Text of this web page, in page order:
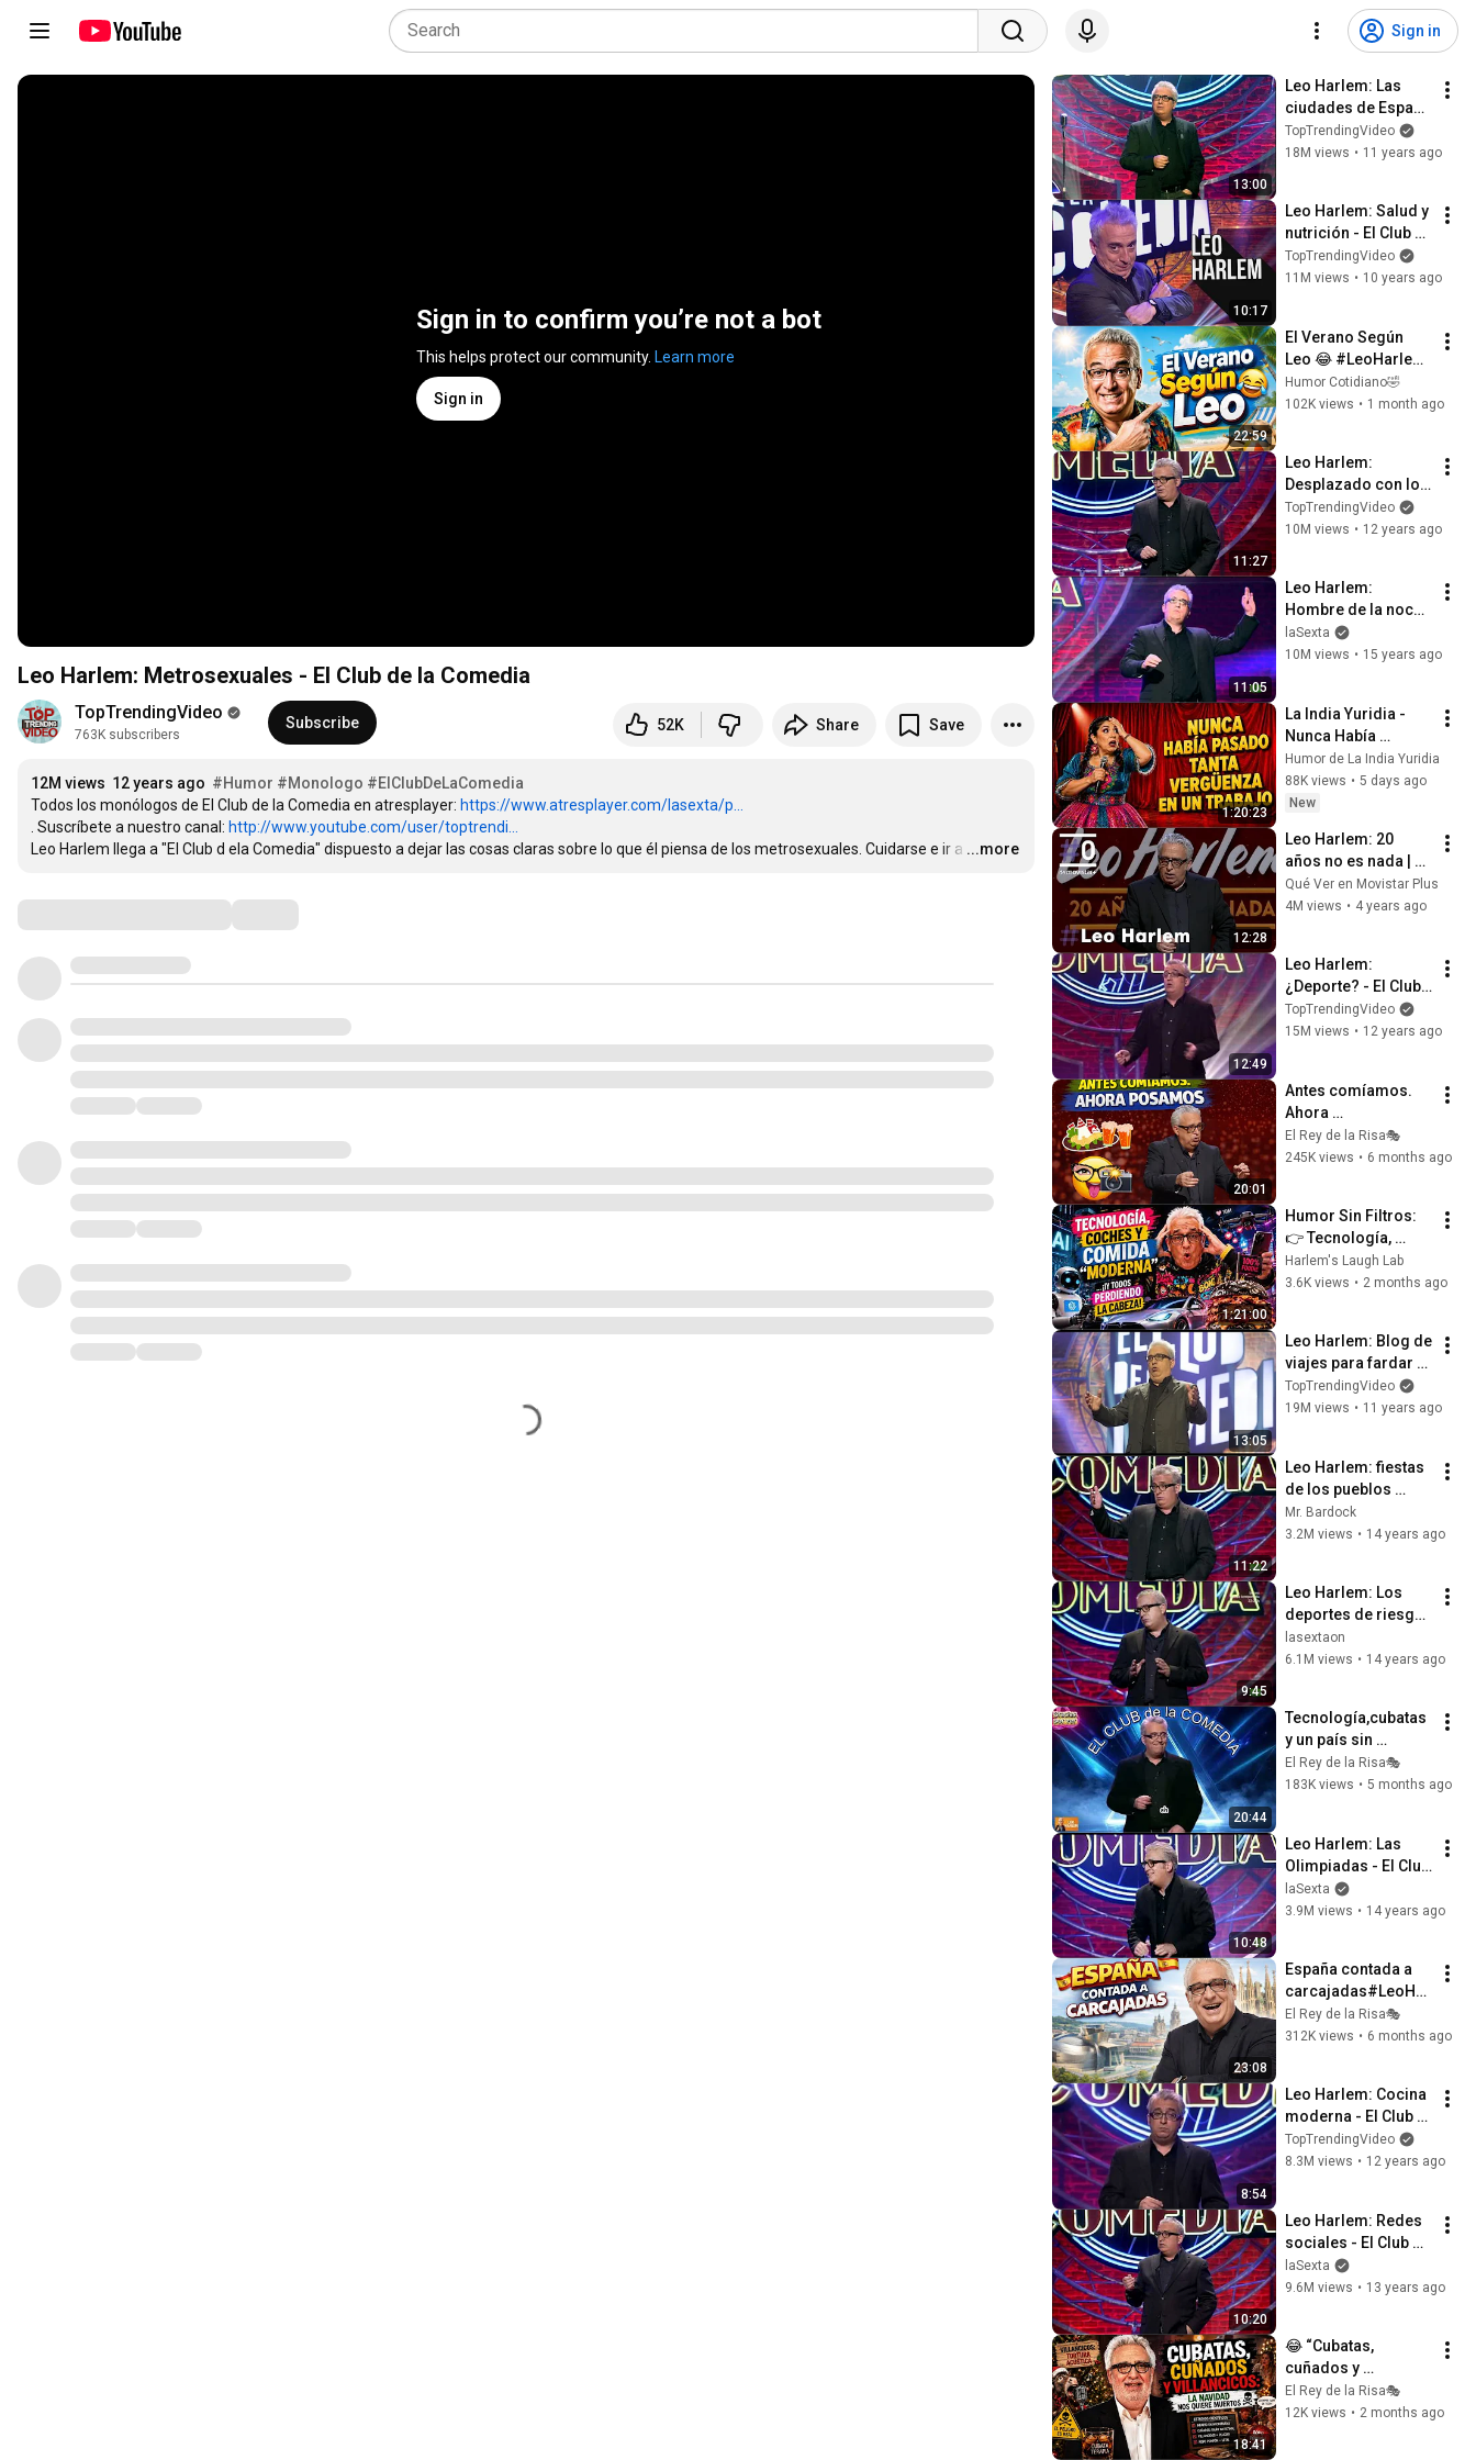
Sign in
Sign in to confirm you’re not a bot
This helps protect our community. Learn more
Sign in
Leo Harlem: Metrosexuales - El Club de la Comedia
TopTrendingVideo
763K subscribers
Subscribe 52K Share Save
12M views 12 years ago #Humor #Monologo #ElClubDeLaComedia
Todos los monólogos de El Club de la Comedia en atresplayer: https://www.atresplayer.com/lasexta/p...
. Suscríbete a nuestro canal: http://www.youtube.com/user/toptrendi...
Leo Harlem llega a "El Club d ela Comedia" dispuesto a dejar las cosas claras sobre lo que él piensa de los metrosexuales. Cuidarse e ir a …
...more
13:00
Leo Harlem: Las
ciudades de España
| El Club de la
Comedia
TopTrendingVideo
18M views • 11 years ago
10:17
Leo Harlem: Salud y
nutrición - El Club
de la Comedia
TopTrendingVideo
11M views • 10 years ago
22:59
El Verano Según
Leo 😂 #LeoHarlem
#Humor #Comedia
#Monologo #Risas
Humor Cotidiano🤣
102K views • 1 month ago
11:27
Leo Harlem:
Desplazado con los
nuevos bares - El
Club de la Comedia
TopTrendingVideo
10M views • 12 years ago
11:05
Leo Harlem:
Hombre de la noche
- El Club de la
Comedia
laSexta
10M views • 15 years ago
1:20:23
La India Yuridia -
Nunca Había
Pasado Tanta
Vergüenza En Un
Trabajo 😂 - Stand
Humor de La India Yuridia
88K views • 5 days ago
New
12:28
Leo Harlem: 20
años no es nada |
#0
Qué Ver en Movistar Plus
4M views • 4 years ago
12:49
Leo Harlem:
¿Deporte? - El Club
de la Comedia
TopTrendingVideo
15M views • 12 years ago
20:01
Antes comíamos.
Ahora
posamos#Leo
Harlem# monólogo
española
El Rey de la Risa🎭
245K views • 6 months ago
1:21:00
Humor Sin Filtros:
👉 Tecnología,
coches y comida
“moderna”… ¡y
Harlem's Laugh Lab
3.6K views • 2 months ago
13:05
Leo Harlem: Blog de
viajes para fardar -
El Club de la
Comedia
TopTrendingVideo
19M views • 11 years ago
11:22
Leo Harlem: fiestas
de los pueblos
(16/10/2011)
Mr. Bardock
3.2M views • 14 years ago
9:45
Leo Harlem: Los
deportes de riesgo
son como
suicidarse a plazos
lasextaon
6.1M views • 14 years ago
20:44
Tecnología,cubatas
y un país sin
freno#Leo
Harlem#humor
o
El Rey de la Risa🎭
183K views • 5 months ago
10:48
Leo Harlem: Las
Olimpiadas - El Club
de la Comedia
laSexta
3.9M views • 14 years ago
23:08
España contada a
carcajadas#LeoHar
lemHumor#RisasG
arantizadas#Humo
El Rey de la Risa🎭
312K views • 6 months ago
8:54
Leo Harlem: Cocina
moderna - El Club
de la Comedia
TopTrendingVideo
8.3M views • 12 years ago
10:20
Leo Harlem: Redes
sociales - El Club de
la Comedia
laSexta
9.6M views • 13 years ago
18:41
😂 “Cubatas,
cuñados y
villancicos: la
Navidad nos quiere
El Rey de la Risa🎭
12K views • 2 months ago